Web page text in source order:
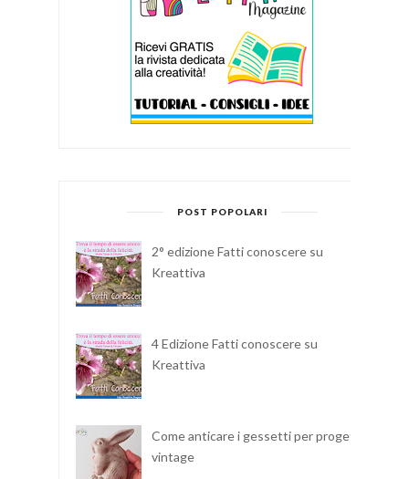
POST POPOLARI
2° edizione Fatti conoscere su
Kreattiva
4 Edizione Fatti conoscere su
Kreattiva
Come anticare i gessetti per progetti
vintage